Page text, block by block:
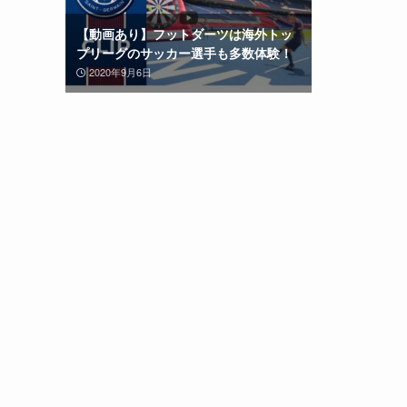
【動画あり】フットダーツは海外トッ
プリーグのサッカー選手も多数体験！
2020年9月6日